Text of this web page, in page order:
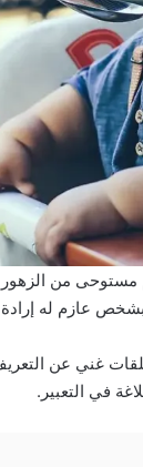
مستوحى من
عازم له إرادة
غني عن
في التعبير.